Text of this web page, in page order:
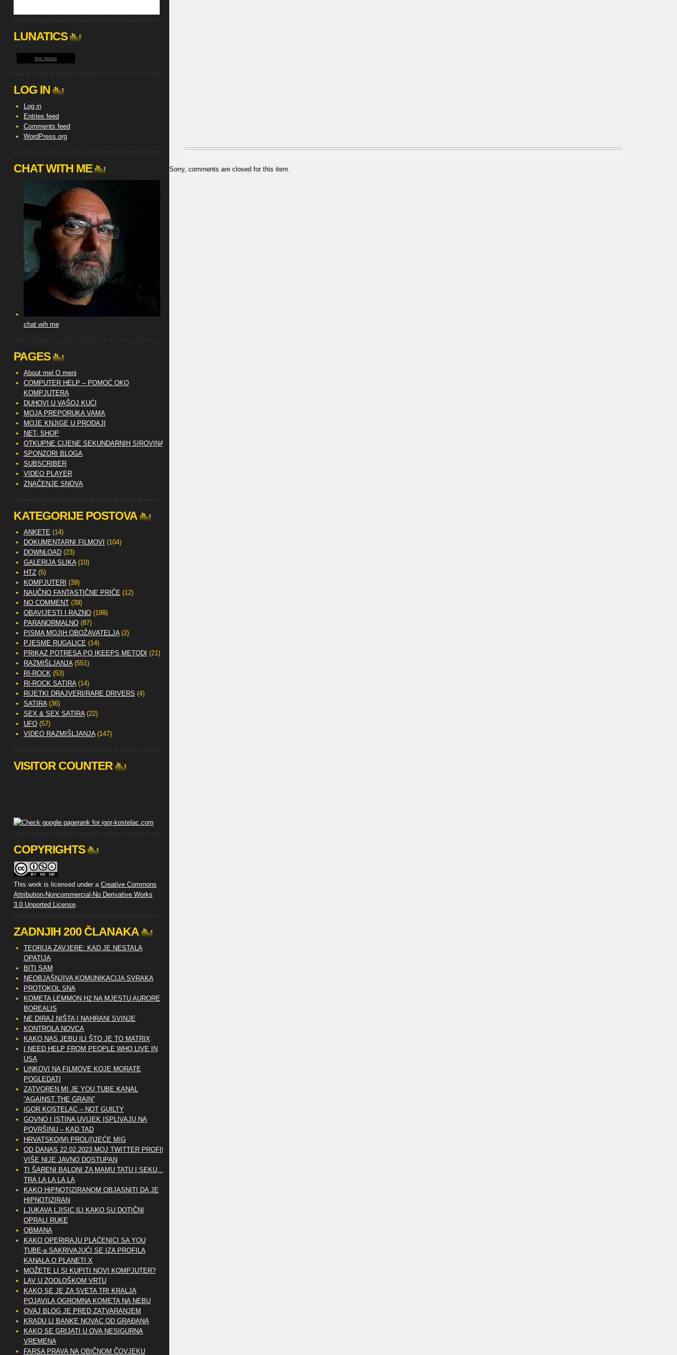
Sorry, comments are closed for this item.
LUNATICS
the moon
LOG IN
Log in
Entries feed
Comments feed
WordPress.org
CHAT WITH ME
chat wih me
PAGES
About me| O meni
COMPUTER HELP – POMOĆ OKO
KOMPJUTERA
DUHOVI U VAŠOJ KUĆI
MOJA PREPORUKA VAMA
MOJE KNJIGE U PRODAJI
NET- SHOP
OTKUPNE CIJENE SEKUNDARNIH SIROVINA
SPONZORI BLOGA
SUBSCRIBER
VIDEO PLAYER
ZNAČENJE SNOVA
KATEGORIJE POSTOVA
ANKETE (14)
DOKUMENTARNI FILMOVI (104)
DOWNLOAD(23)
GALERIJA SLIKA(10)
HTZ(5)
KOMPJUTERI (39)
NAUČNO FANTASTIČNE PRIČE (12)
NO COMMENT(39)
OBAVIJESTI I RAZNO(199)
PARANORMALNO(87)
PISMA MOJIH OBOŽAVATELJA(2)
PJESME RUGALICE (14)
PRIKAZ POTRESA PO IKEEPS METODI (21)
RAZMIŠLJANJA(551)
RI-ROCK(53)
RI-ROCK SATIRA(14)
RIJETKI DRAJVERI/RARE DRIVERS (4)
SATIRA(36)
SEX & SEX SATIRA(22)
UFO(57)
VIDEO RAZMIŠLJANJA(147)
VISITOR COUNTER
COPYRIGHTS
This work is licensed under a Creative Commons
Attribution-Noncommercial-No Derivative Works
3.0 Unported License.
ZADNJIH 200 ČLANAKA
TEORIJA ZAVJERE: KAD JE NESTALA
OPATIJA
BITI SAM
NEOBJAŠNJIVA KOMUNIKACIJA SVRAKA
PROTOKOL SNA
KOMETA LEMMON H2 NA MJESTU AURORE
BOREALIS
NE DIRAJ NIŠTA I NAHRANI SVINJE
KONTROLA NOVCA
KAKO NAS JEBU ILI ŠTO JE TO MATRIX
I NEED HELP FROM PEOPLE WHO LIVE IN
USA
LINKOVI NA FILMOVE KOJE MORATE
POGLEDATI
ZATVOREN MI JE YOU TUBE KANAL
“AGAINST THE GRAIN”
IGOR KOSTELAC – NOT GUILTY
GOVNO I ISTINA UVIJEK ISPLIVAJU NA
POVRŠINU – KAD TAD
HRVATSKO(M) PROL(I)JEĆE MIG
OD DANAS 22.02.2023 MOJ TWITTER PROFIL
VIŠE NIJE JAVNO DOSTUPAN
TI ŠARENI BALONI ZA MAMU TATU I SEKU,..
TRA LA LA LA LA
KAKO HIPNOTIZIRANOM OBJASNITI DA JE
HIPNOTIZIRAN
LJUKAVA LJISIC ILI KAKO SU DOTIČNI
OPRALI RUKE
OBMANA
KAKO OPERIRAJU PLAĆENICI SA YOU
TUBE-a SAKRIVAJUĆI SE IZA PROFILA
KANALA O PLANETI X
MOŽETE LI SI KUPITI NOVI KOMPJUTER?
LAV U ZOOLOŠKOM VRTU
KAKO SE JE ZA SVETA TRI KRALJA
POJAVILA OGROMNA KOMETA NA NEBU
OVAJ BLOG JE PRED ZATVARANJEM
KRADU LI BANKE NOVAC OD GRAĐANA
KAKO SE GRIJATI U OVA NESIGURNA
VREMENA
FARSA PRAVA NA OBIČNOM ČOVJEKU